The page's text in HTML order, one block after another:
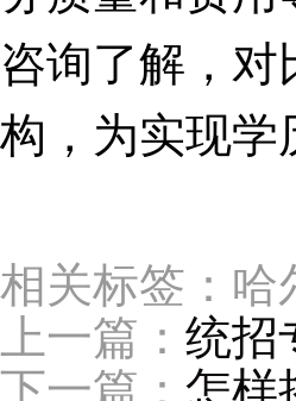
咨询了解，
构，为实现学
相关标签：
上一篇： 统招
下一篇： 怎样